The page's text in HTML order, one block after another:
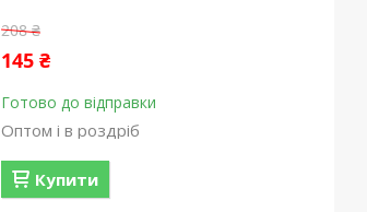
208 ₴
145 ₴
Готово до відправки
Оптом і в роздріб
Купити